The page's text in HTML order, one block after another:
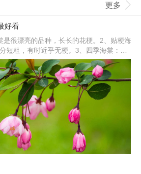
更多
好看
是很漂亮的品种，长长的花梗。2、贴梗海
短粗，有时近乎无梗。3、四季海棠：四
簇生长，姿态优美。4、西府海棠：西府
开花后变粉红色。5、其他：还有丽格海
、梨花海棠、红宝石海棠、北美海棠等。